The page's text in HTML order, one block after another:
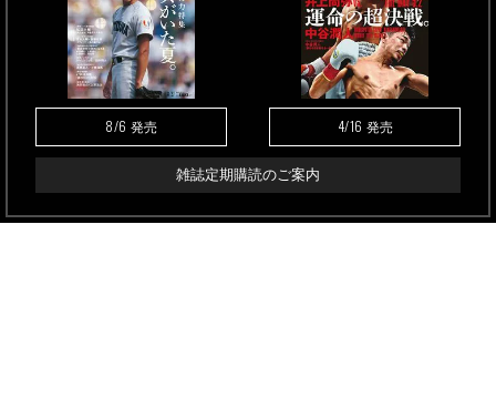
8/6 発売 4/16 発売
雑誌定期購読のご案内